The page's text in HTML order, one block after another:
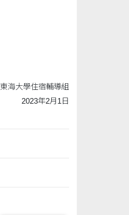
東海大學住宿輔導組
2023年2月1日